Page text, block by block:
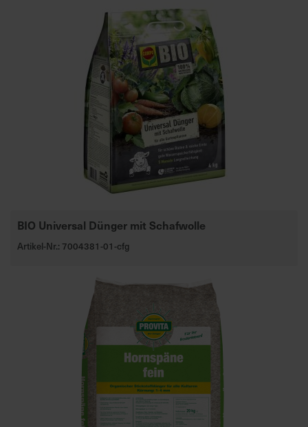
BIO Universal Dünger mit Schafwolle
Artikel-Nr.: 7004381-01-cfg